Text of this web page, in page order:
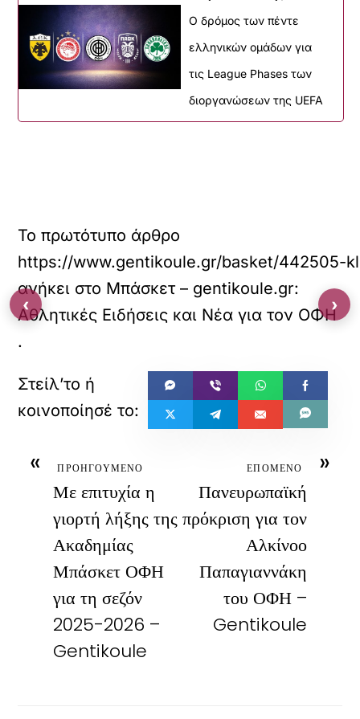
O δρόμος των πέντε
ελληνικών ομάδων για
τις League Phases των
διοργανώσεων της UEFA
Το πρωτότυπο άρθρο
https://www.gentikoule.gr/basket/442505-
ανήκει στο Μπάσκετ – gentikoule.gr:
Αθλητικές Ειδήσεις και Νέα για τον ΟΦΗ
.
« ΠΡΟΗΓΟΥΜΕΝΟ
Με επιτυχία η
γιορτή λήξης της
Ακαδημίας
Μπάσκετ ΟΦΗ
για τη σεζόν
2025-2026 –
Gentikoule
»
ΕΠΟΜΕΝΟ
Πανευρωπαϊκή
πρόκριση για τον
Αλκίνοο
Παπαγιαννάκη
του ΟΦΗ –
Gentikoule
‹ ›